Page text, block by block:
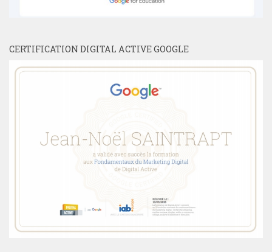
CERTIFICATION DIGITAL ACTIVE GOOGLE